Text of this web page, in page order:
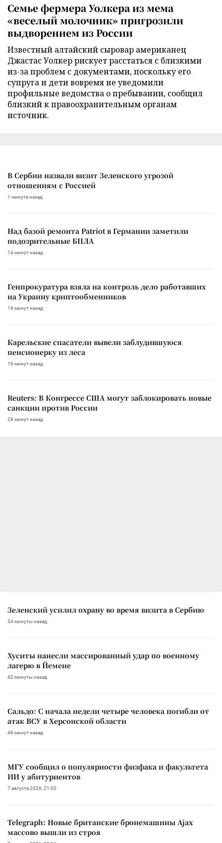
Семье фермера Уолкера из мема
«веселый молочник» пригрозили
выдворением из России
Известный алтайский сыровар американец
Джастас Уолкер рискует расстаться с близкими
из-за проблем с документами, поскольку его
супруга и дети вовремя не уведомили
профильные ведомства о пребывании, сообщил
близкий к правоохранительным органам
источник.
В Сербии назвали визит Зеленского угрозой
отношениям с Россией
1 минута назад
Над базой ремонта Patriot в Германии заметили
подозрительные БПЛА
14 минут назад
Генпрокуратура взяла на контроль дело работавших
на Украину криптообменников
16 минут назад
Карельские спасатели вывели заблудившуюся
пенсионерку из леса
19 минут назад
Reuters: В Конгрессе США могут заблокировать новые
санкции против России
28 минут назад
Зеленский усилил охрану во время визита в Сербию
34 минуты назад
Хуситы нанесли массированный удар по военному
лагерю в Йемене
42 минуты назад
Сальдо: С начала недели четыре человека погибли от
атак ВСУ в Херсонской области
48 минут назад
МГУ сообщил о популярности физфака и факультета
ИИ у абитуриентов
7 августа 2026, 21:00
Telegraph: Новые британские бронемашины Ajax
массово вышли из строя